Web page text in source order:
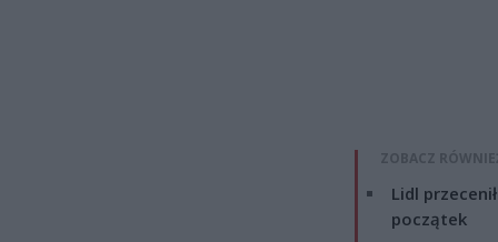
ZOBACZ
Lidl
początek